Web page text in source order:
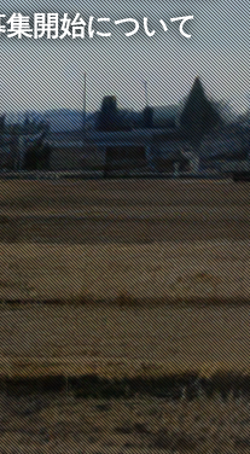
開始について